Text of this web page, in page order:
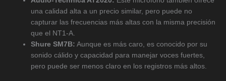
una calidad alta a un precio similar, pero puede no
capturar las frecuencias más altas con la misma precisión
que el NT1-A.
Shure SM7B: Aunque es más caro, es conocido por su
sonido cálido y capacidad para manejar voces fuertes,
pero puede ser menos claro en los registros más altos.